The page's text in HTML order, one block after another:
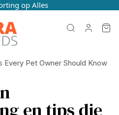
op Alles
Every Pet Owner Should Know
en tips die